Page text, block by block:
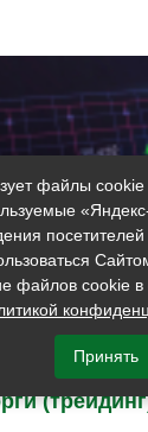
файлы
файлов cookie в
Принять